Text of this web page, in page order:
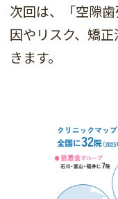
次回は、「空隙
因やリスク、矯
きます。